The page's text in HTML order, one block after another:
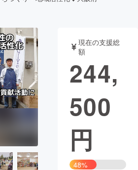
・ガジェット
書籍・雑誌
業 チャレンジ
Good CAMPFIRE Creation
現在の支援総
額
244,
500
円
48%